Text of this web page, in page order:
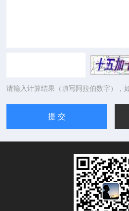
请输入计算结果（填写阿拉伯数字），